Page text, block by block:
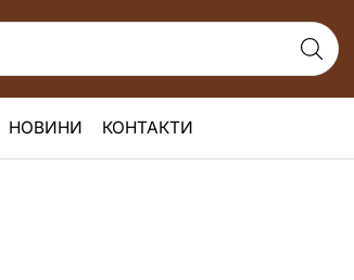
НОВИНИ КОНТАКТИ